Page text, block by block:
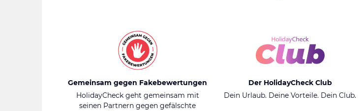
Gemeinsam gegen Fakebewertungen
HolidayCheck geht gemeinsam mit
seinen Partnern gegen gefälschte
Der HolidayCheck Club
Dein Urlaub. Deine Vorteile. Dein Club.